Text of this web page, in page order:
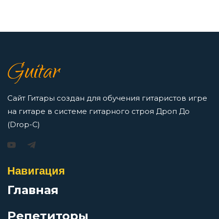
Пружина
Раш
Просмотров: 16423 чел.
Перейти
Игорь Растеряев — Безрукавочка: аккорды для
Просмотров: 15195 чел.
Guitar
Сайт Гитары создан для обучения гитаристов игре
на гитаре в системе гитарного строя Дроп До
(Drop-C)
Навигация
Главная
Репетиторы